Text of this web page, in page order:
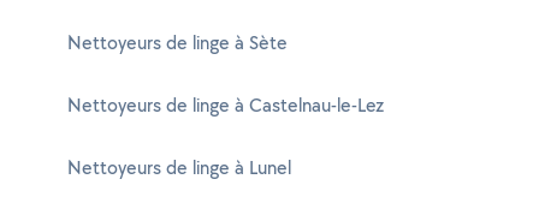
Nettoyeurs de linge à Sète
Nettoyeurs de linge à Castelnau-le-Lez
Nettoyeurs de linge à Lunel